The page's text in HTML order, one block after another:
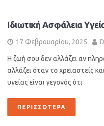
Ιδιωτική Ασφάλεια
17 Φεβρουαρίου, 2025
Η ζωή σου δεν αλλάζει αν
αλλάζει όταν το χρειαστείς
υγείας είναι γεγονός ότι
ΠΕΡΙΣΣΌΤΕΡΑ